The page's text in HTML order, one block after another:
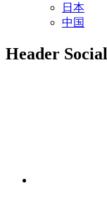
日本
中国
Header Social